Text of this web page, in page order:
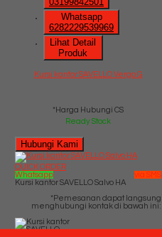
Whatsapp
6282229539969
Lihat Detail
Produk
Kursi kantor SAVELLO Vergo G
*Harga Hubungi CS
Ready Stock
Hubungi Kami
QUICK ORDER
Whatsapp
via SMS
Kursi kantor SAVELLO Salvo HA
*Pemesanan dapat langsung
menghubungi kontak di bawah ini: